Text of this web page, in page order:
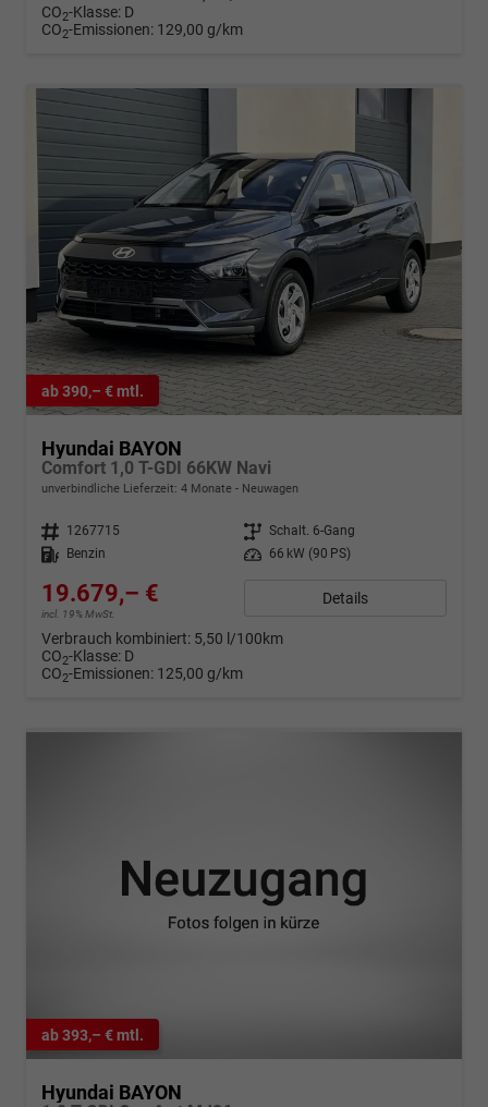
CO2-Klasse: D
CO2-Emissionen: 129,00 g/km
ab 390,– € mtl.
Hyundai BAYON
Comfort 1,0 T-GDI 66KW Navi
unverbindliche Lieferzeit: 4 Monate Neuwagen
Fahrzeugnr. 1267715 Getriebe Schalt. 6-Gang
Kraftstoff
Benzin Leistung 66 kW (90 PS)
19.679,– €
incl. 19% MwSt.
Details
Verbrauch kombiniert: 5,50 l/100km
CO2-Klasse: D
CO2-Emissionen: 125,00 g/km
ab 393,– € mtl.
Hyundai BAYON